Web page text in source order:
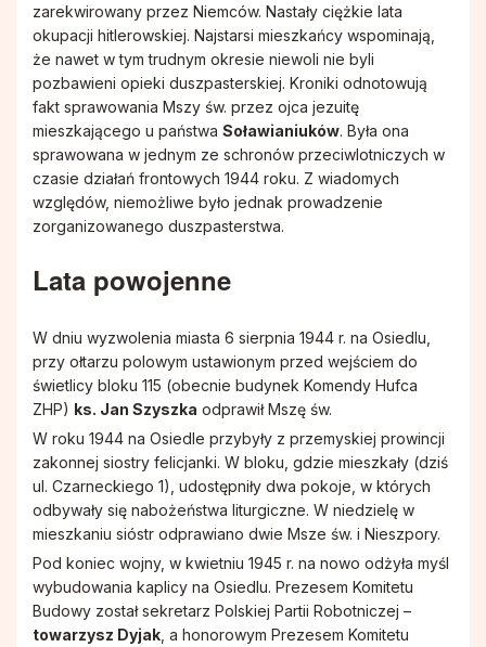
Rycerstwo Niepokalanej
Schola Dziecięca Boże Nutki
Służba Liturgiczna Ołtarza
Stowarzyszenie Patronki Dobrej Śmierci
Towarzystwo Przyjaciół WSD w Tarnowie
Wspólnota Krwi Chrystusa
Krucjata Wyzwolenia Człowieka
Rycerze św. Jana Pawła II
Apostolstwo Pomocy Duszom Czyśćcowym
Wspólnota modlitewna "Ojczyzna"
zarekwirowany przez Niemców. Nastały ciężkie lata
okupacji hitlerowskiej. Najstarsi mieszkańcy wspominają,
że nawet w tym trudnym okresie niewoli nie byli
pozbawieni opieki duszpasterskiej. Kroniki odnotowują
fakt sprawowania Mszy św. przez ojca jezuitę
mieszkającego u państwa Soławianiuków. Była ona
sprawowana w jednym ze schronów przeciwlotniczych w
czasie działań frontowych 1944 roku. Z wiadomych
względów, niemożliwe było jednak prowadzenie
zorganizowanego duszpasterstwa.
Lata powojenne
W dniu wyzwolenia miasta 6 sierpnia 1944 r. na Osiedlu,
przy ołtarzu polowym ustawionym przed wejściem do
świetlicy bloku 115 (obecnie budynek Komendy Hufca
ZHP) ks. Jan Szyszka odprawił Mszę św.
W roku 1944 na Osiedle przybyły z przemyskiej prowincji
zakonnej siostry felicjanki. W bloku, gdzie mieszkały (dziś
ul. Czarneckiego 1), udostępniły dwa pokoje, w których
odbywały się nabożeństwa liturgiczne. W niedzielę w
mieszkaniu sióstr odprawiano dwie Msze św. i Nieszpory.
Pod koniec wojny, w kwietniu 1945 r. na nowo odżyła myśl
wybudowania kaplicy na Osiedlu. Prezesem Komitetu
Budowy został sekretarz Polskiej Partii Robotniczej –
towarzysz Dyjak , a honorowym Prezesem Komitetu